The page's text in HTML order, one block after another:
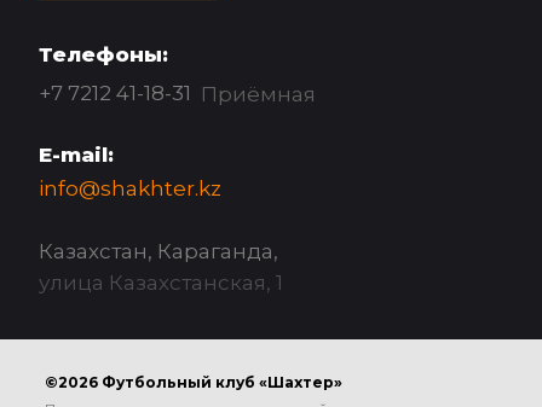
Телефоны:
+7 7212 41-18-31 Приёмная
E-mail:
info@shakhter.kz
Казахстан, Караганда,
улица Казахстанская, 1
©2026 Футбольный клуб «Шахтер»